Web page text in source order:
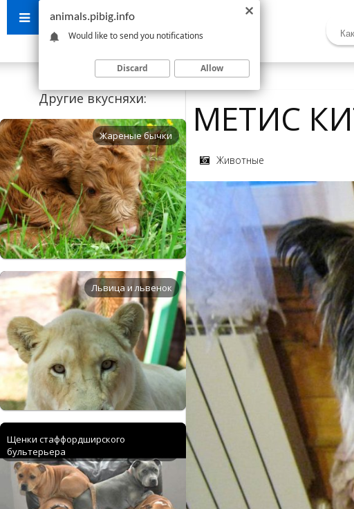
Другие вкусняхи:
Жареные бычки
Львица и львенок
Щенки стаффордширского
бультерьера
МЕТИС
Животные
animals.pibig.info
Would like to send you notifications
Discard Allow